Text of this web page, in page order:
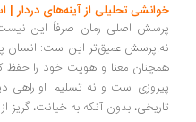
تحلیلی از آینه‌های دردار | اسحاق
اصلی رمان صرفاً این نیست که
عمیق‌تر این است: انسان پس از
معنا و هویت خود را حفظ کند؟...
است و نه تسلیم. او راهی دیگر
بدون آنکه به خیانت، گریز از